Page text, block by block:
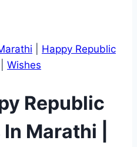
Happy Republic
Wishes
Republic
Marathi |